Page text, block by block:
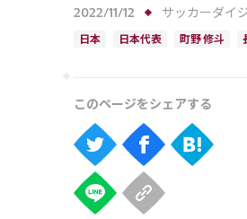
2022/11/12 サッカーダイ
日本 日本代表 町野 修斗